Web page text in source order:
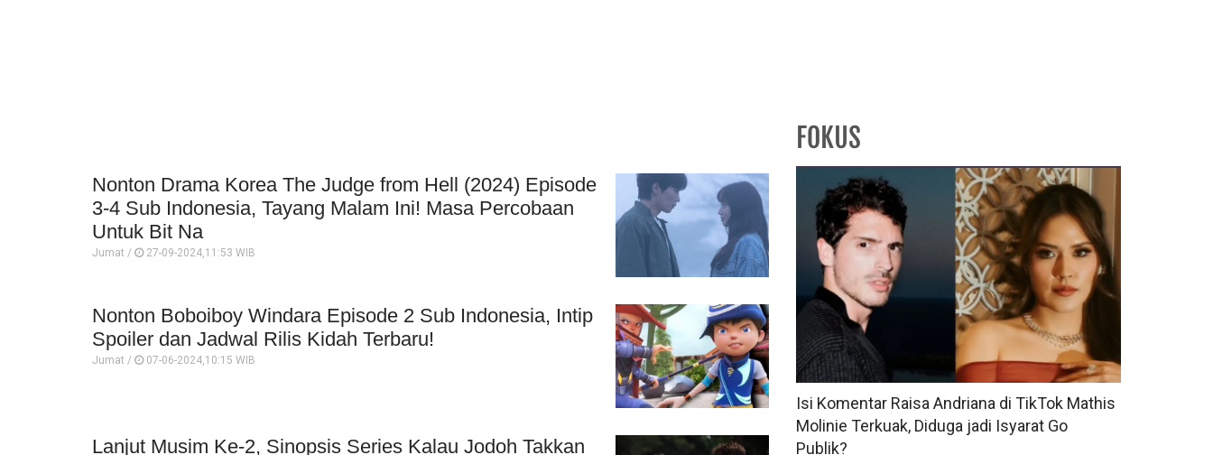
Nonton Drama Korea The Judge from Hell (2024) Episode
3-4 Sub Indonesia, Tayang Malam Ini! Masa Percobaan
Untuk Bit Na
Jumat / 27-09-2024,11:53 WIB
Nonton Boboiboy Windara Episode 2 Sub Indonesia, Intip
Spoiler dan Jadwal Rilis Kidah Terbaru!
Jumat / 07-06-2024,10:15 WIB
Lanjut Musim Ke-2, Sinopsis Series Kalau Jodoh Takkan
FOKUS
Isi Komentar Raisa Andriana di TikTok Mathis
Molinie Terkuak, Diduga jadi Isyarat Go
Publik?